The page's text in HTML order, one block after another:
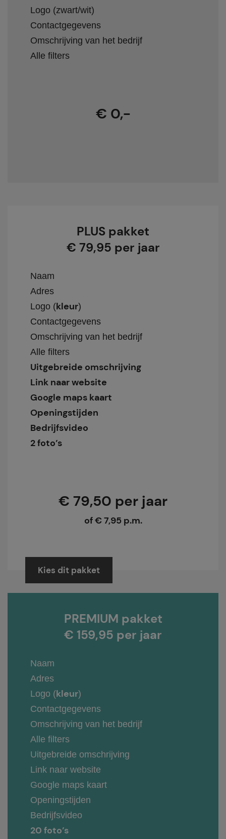
Logo (zwart/wit)
Contactgegevens
Omschrijving van het bedrijf
Alle filters
€ 0,-
PLUS pakket
€ 79,95 per jaar
Naam
Adres
Logo (kleur)
Contactgegevens
Omschrijving van het bedrijf
Alle filters
Uitgebreide omschrijving
Link naar website
Google maps kaart
Openingstijden
Bedrijfsvideo
2 foto’s
€ 79,50 per jaar
of € 7,95 p.m.
Kies dit pakket
PREMIUM pakket
€ 159,95 per jaar
Naam
Adres
Logo (kleur)
Contactgegevens
Omschrijving van het bedrijf
Alle filters
Uitgebreide omschrijving
Link naar website
Google maps kaart
Openingstijden
Bedrijfsvideo
20 foto’s